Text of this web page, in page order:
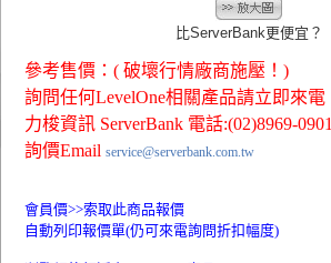
比ServerBank更便宜？
參考售價：( 破壞行情廠商施壓！)
詢問任何LevelOne相關產品請立即來電
力梭資訊 ServerBank 電話:(02)8969-0901
詢價Email service@serverbank.com.tw
會員價>>索取此商品報價
自動列印報價單(仍可來電詢問折扣幅度)